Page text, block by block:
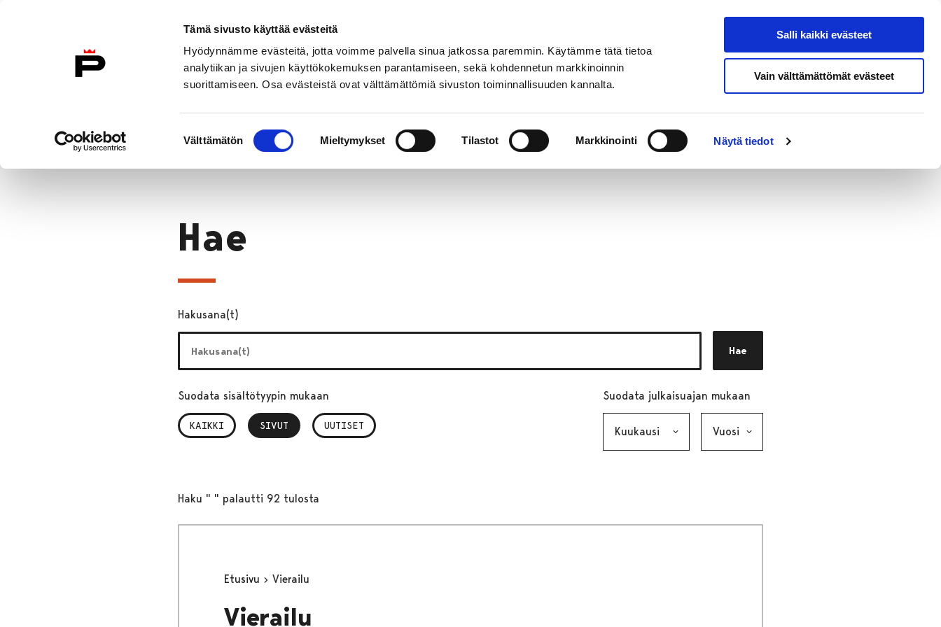
Tämä sivusto käyttää evästeitä
Hyödynnämme evästeitä, jotta voimme palvella sinua jatkossa paremmin. Käytämme tätä tietoa
analytiikan ja sivujen käyttökokemuksen parantamiseen, sekä kohdennetun markkinoinnin
suorittamiseen. Osa evästeistä ovat välttämättömiä sivuston toiminnallisuuden kannalta.
valinta
Välttämätön Mieltymykset Tilastot Markkinointi Näytä tiedot
Salli kaikki evästeet
Vain välttämättömät evästeet
Etusivulle
Hae sivustolta
Etusivu
Hae
Hae
Hakusana(t)
Hae
Suodata sisältötyypin mukaan
KAIKKI SIVUT
, VALITTU UUTISET
Suodata julkaisuajan mukaan
Haku " " palautti 92 tulosta
Etusivu Vierailu
Vierailu